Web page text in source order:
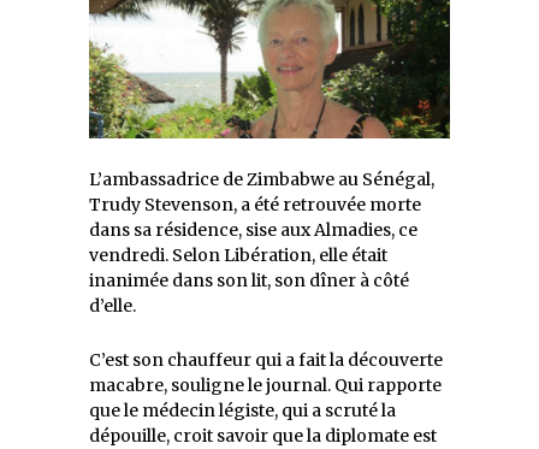
L’ambassadrice de Zimbabwe au Sénégal,
Trudy Stevenson, a été retrouvée morte
dans sa résidence, sise aux Almadies, ce
vendredi. Selon Libération, elle était
inanimée dans son lit, son dîner à côté
d’elle.
C’est son chauffeur qui a fait la découverte
macabre, souligne le journal. Qui rapporte
que le médecin légiste, qui a scruté la
dépouille, croit savoir que la diplomate est